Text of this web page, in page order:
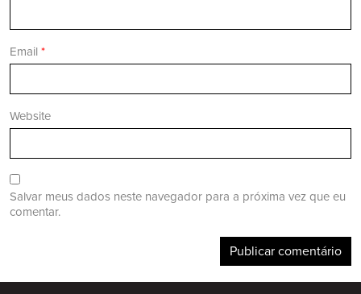
Email *
Website
Salvar meus dados neste navegador para a próxima vez que eu
comentar.